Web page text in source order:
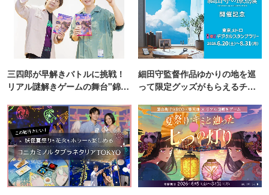
三四郎が早解きバトルに挑戦！
リアル謎解きゲームの舞台"錦糸
細田守監督作品ゆかりの地を巡
って限定グッズがもらえるチャ